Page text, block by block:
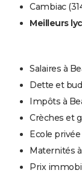
Cambiac
Meilleurs
Salaires à
Dette et
Impôts à
Crèches et
Ecole
Maternités
Prix